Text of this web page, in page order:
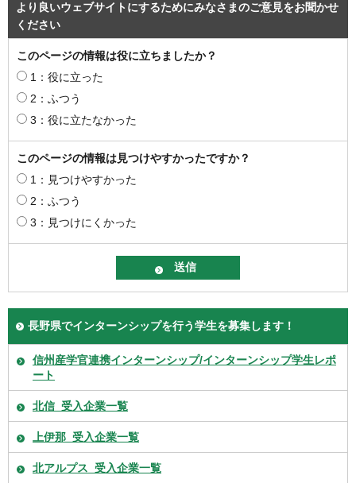
より良いウェブサイトにするためにみなさまのご意見をお聞かせ
ください
このページの情報は役に立ちましたか？
1：役に立った
2：ふつう
3：役に立たなかった
このページの情報は見つけやすかったですか？
1：見つけやすかった
2：ふつう
3：見つけにくかった
長野県でインターンシップを行う学生を募集します！
信州産学官連携インターンシップ/インターンシップ学生レポ
ート
北信_受入企業一覧
上伊那_受入企業一覧
北アルプス_受入企業一覧